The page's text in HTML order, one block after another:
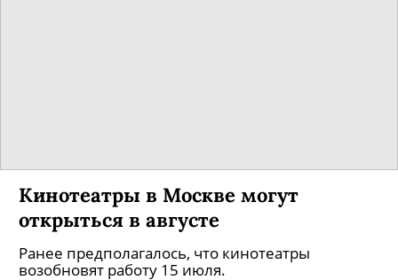
Актриса Софья Эрнст — о
пушкинской традиции в сериале
«Содержанки», откровенных сценах
и нелюбви зрителей